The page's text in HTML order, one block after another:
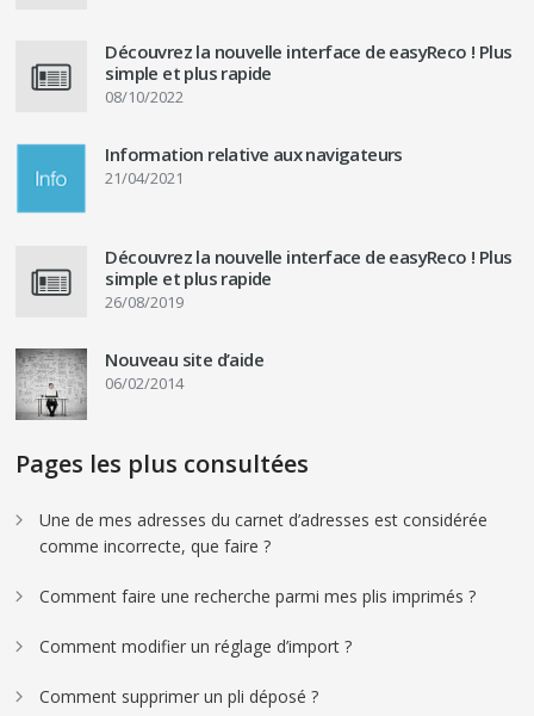
Découvrez la nouvelle interface de easyReco ! Plus
simple et plus rapide
08/10/2022
Information relative aux navigateurs
21/04/2021
Découvrez la nouvelle interface de easyReco ! Plus
simple et plus rapide
26/08/2019
Nouveau site d’aide
06/02/2014
Pages les plus consultées
Une de mes adresses du carnet d’adresses est considérée
comme incorrecte, que faire ?
Comment faire une recherche parmi mes plis imprimés ?
Comment modifier un réglage d’import ?
Comment supprimer un pli déposé ?